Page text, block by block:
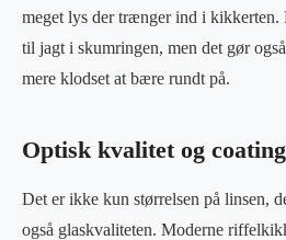
meget lys der trænger ind i kikkerten.
til jagt i skumringen, men det gør
mere klodset at bære rundt på.
Optisk kvalitet og coating
Det er ikke kun størrelsen på linsen,
også glaskvaliteten. Moderne